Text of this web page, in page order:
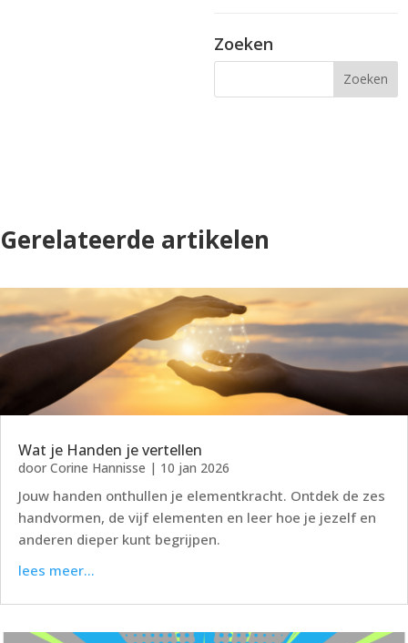
Zoeken
Gerelateerde artikelen
Wat je Handen je vertellen
door Corine Hannisse | 10 jan 2026
Jouw handen onthullen je elementkracht. Ontdek de zes
handvormen, de vijf elementen en leer hoe je jezelf en
anderen dieper kunt begrijpen.
lees meer...